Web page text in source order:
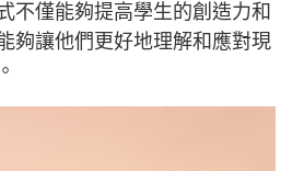
不僅能夠提高學生的創造力和
夠讓他們更好地理解和應對現